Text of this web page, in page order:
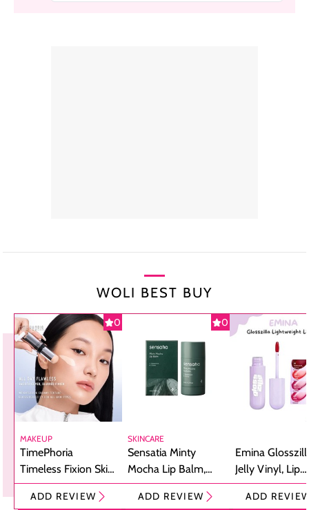
WOLI BEST BUY
0
MAKEUP
TimePhoria
Timeless Fixion Skin
Tint Stick,
Foundation dan
ADD REVIEW
0
SKINCARE
Sensatia Minty
Mocha Lip Balm,
Pelembap Bibir
dengan Aroma
ADD REVIEW
Emina
Jelly Vinyl, Lip
Cream Glossy
Ringan
ADD